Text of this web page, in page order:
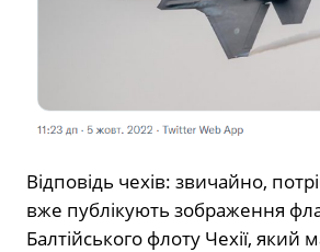
Відповідь чехів: звичайно,
вже публікують зображення
Балтійського флоту Чехії, який